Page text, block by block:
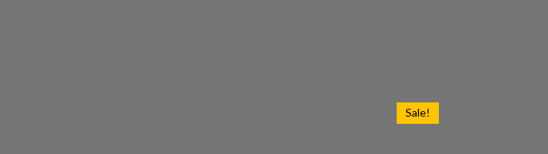
Sale!